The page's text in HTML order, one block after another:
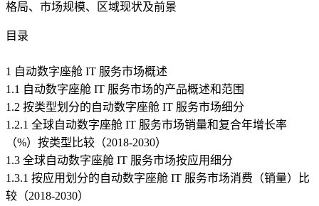
格局、市场规模、区域现状及前景
目录
1 自动数字座舱 IT 服务市场概述
1.1 自动数字座舱 IT 服务市场的产品概述和范围
1.2 按类型划分的自动数字座舱 IT 服务市场细分
1.2.1 全球自动数字座舱 IT 服务市场销量和复合年增长率
（%）按类型比较（2018-2030）
1.3 全球自动数字座舱 IT 服务市场按应用细分
1.3.1 按应用划分的自动数字座舱 IT 服务市场消费（销量）比
较（2018-2030）